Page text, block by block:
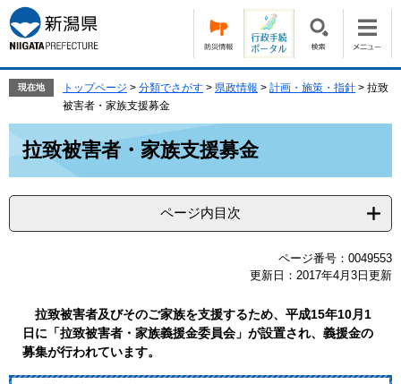
ー
ジ
の
で
ニ
ュ
ー
ば
本
文
現在地 トップページ > 分類でさがす > 県政情報 > 計画・施策・指針 > 拉致
被害者・家族支援募金
拉致被害者・家族支援募金
ページ内目次
ページ番号：0049553
更新日：2017年4月3日更新
拉致被害者及びそのご家族を支援するため、平成15年10月1
日に「拉致被害者・家族義援金委員会」が設置され、義援金の
募集が行われています。